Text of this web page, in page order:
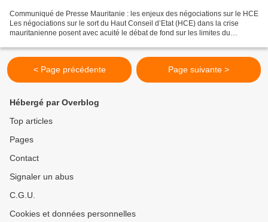
Communiqué de Presse Mauritanie : les enjeux des négociations sur le HCE
Les négociations sur le sort du Haut Conseil d’Etat (HCE) dans la crise
mauritanienne posent avec acuité le débat de fond sur les limites du
< Page précédente Page suivante >
Hébergé par Overblog
Top articles
Pages
Contact
Signaler un abus
C.G.U.
Cookies et données personnelles